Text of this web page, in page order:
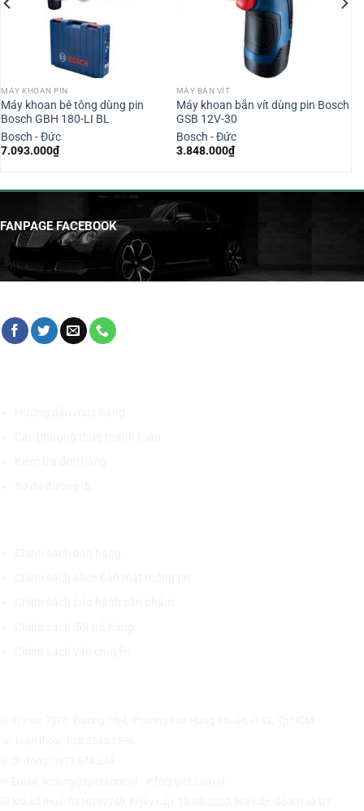
MÁY KHOAN PIN
Máy khoan bê tông dùng pin
Bosch GBH 180-LI BL
Bosch - Đức
7.093.000₫
MÁY BẮN VÍT
Máy khoan bắn vít dùng pin Bosch
GSB 12V-30
Bosch - Đức
3.848.000₫
FANPAGE FACEBOOK